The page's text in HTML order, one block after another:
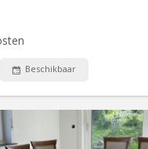
Beschikbaar